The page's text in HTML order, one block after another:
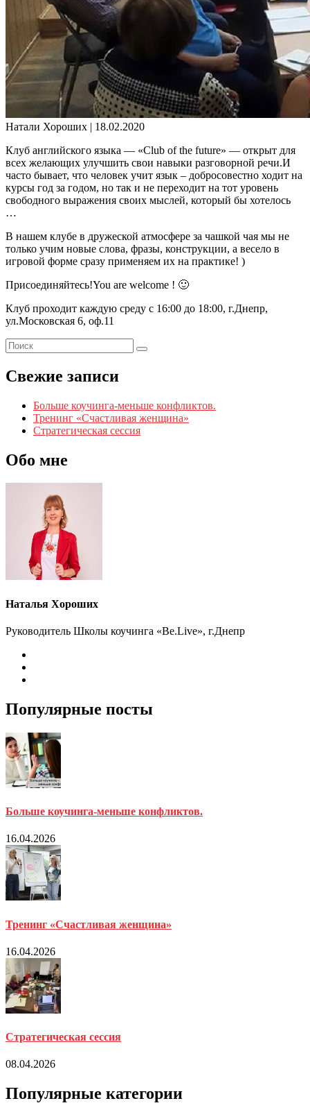
Натали Хороших | 18.02.2020
Клуб английского языка — «Club of the future» — открыт для
всех желающих улучшить свои навыки разговорной речи.И
часто бывает, что человек учит язык – добросовестно ходит на
курсы год за годом, но так и не переходит на тот уровень
свободного выражения своих мыслей, который бы хотелось
…
В нашем клубе в дружеской атмосфере за чашкой чая мы не
только учим новые слова, фразы, конструкции, а весело в
игровой форме сразу применяем их на практике! )
Присоединяйтесь!You are welcome ! 🙂
Клуб проходит каждую среду с 16:00 до 18:00, г.Днепр,
ул.Московская 6, оф.11
Свежие записи
Больше коучинга-меньше конфликтов.
Тренинг «Счастливая женщина»
Стратегическая сессия
Обо мне
Наталья Хороших
Руководитель Школы коучинга «Be.Live», г.Днепр
Популярные посты
Больше коучинга-меньше конфликтов.
16.04.2026
Тренинг «Счастливая женщина»
16.04.2026
Стратегическая сессия
08.04.2026
Популярные категории